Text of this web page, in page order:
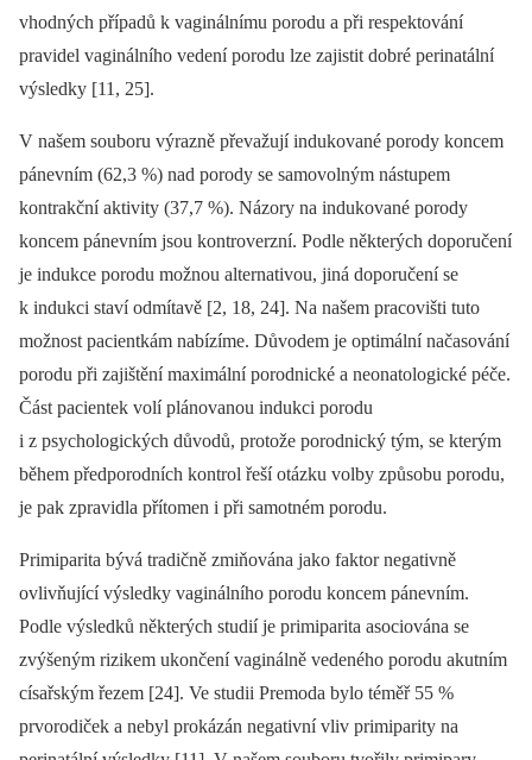
vhodných případů k vaginálnímu porodu a při respektování
pravidel vaginálního vedení porodu lze zajistit dobré perinatální
výsledky [11, 25].
V našem souboru výrazně převažují indukované porody koncem
pánevním (62,3 %) nad porody se samovolným nástupem
kontrakční aktivity (37,7 %). Názory na indukované porody
koncem pánevním jsou kontroverzní. Podle některých doporučení
je indukce porodu možnou alternativou, jiná doporučení se
k indukci staví odmítavě [2, 18, 24]. Na našem pracovišti tuto
možnost pacientkám nabízíme. Důvodem je optimální načasování
porodu při zajištění maximální porodnické a neonatologické péče.
Část pacientek volí plánovanou indukci porodu
i z psychologických důvodů, protože porodnický tým, se kterým
během předporodních kontrol řeší otázku volby způsobu porodu,
je pak zpravidla přítomen i při samotném porodu.
Primiparita bývá tradičně zmiňována jako faktor negativně
ovlivňující výsledky vaginálního porodu koncem pánevním.
Podle výsledků některých studií je primiparita asociována se
zvýšeným rizikem ukončení vaginálně vedeného porodu akutním
císařským řezem [24]. Ve studii Premoda bylo téměř 55 %
prvorodiček a nebyl prokázán negativní vliv primiparity na